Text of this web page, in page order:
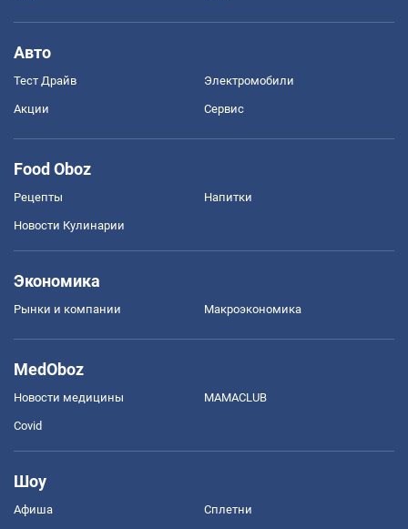
Авто
Тест Драйв Электромобили
Акции Сервис
Food Oboz
Рецепты Напитки
Новости Кулинарии
Экономика
Рынки и компании Mакроэкономика
MedOboz
Новости медицины MAMACLUB
Covid
Шоу
Афиша Сплетни